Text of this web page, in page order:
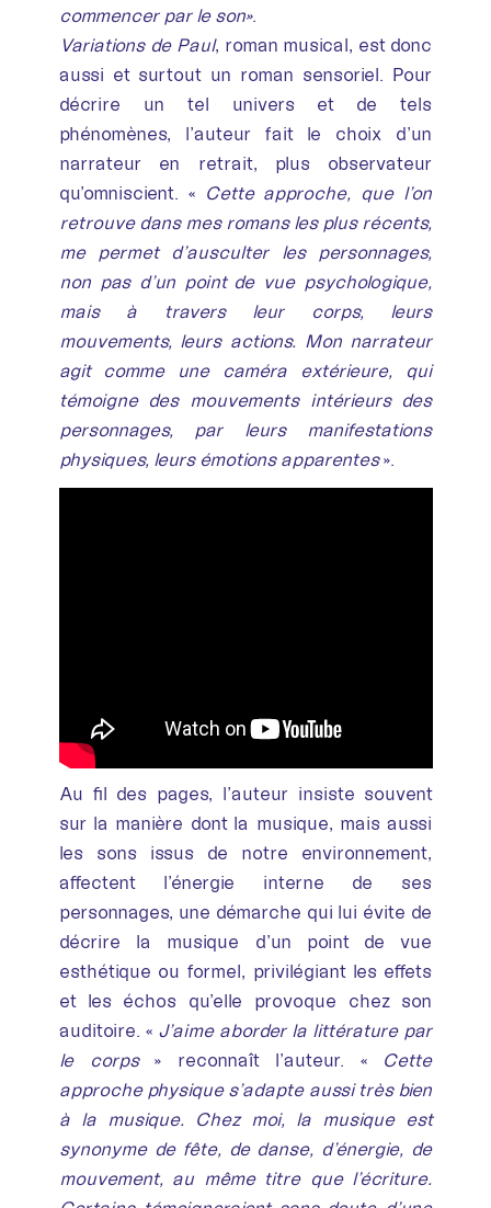
commencer par le son».
Variations de Paul, roman musical, est donc
aussi et surtout un roman sensoriel. Pour
décrire un tel univers et de tels
phénomènes, l’auteur fait le choix d’un
narrateur en retrait, plus observateur
qu’omniscient. « Cette approche, que l’on
retrouve dans mes romans les plus récents,
me permet d’ausculter les personnages,
non pas d’un point de vue psychologique,
mais à travers leur corps, leurs
mouvements, leurs actions. Mon narrateur
agit comme une caméra extérieure, qui
témoigne des mouvements intérieurs des
personnages, par leurs manifestations
physiques, leurs émotions apparentes».
Au fil des pages, l’auteur insiste souvent
sur la manière dont la musique, mais aussi
les sons issus de notre environnement,
affectent l’énergie interne de ses
personnages, une démarche qui lui évite de
décrire la musique d’un point de vue
esthétique ou formel, privilégiant les effets
et les échos qu’elle provoque chez son
auditoire. « J’aime aborder la littérature par
le corps» reconnaît l’auteur. « Cette
approche physique s’adapte aussi très bien
à la musique. Chez moi, la musique est
synonyme de fête, de danse, d’énergie, de
mouvement, au même titre que l’écriture.